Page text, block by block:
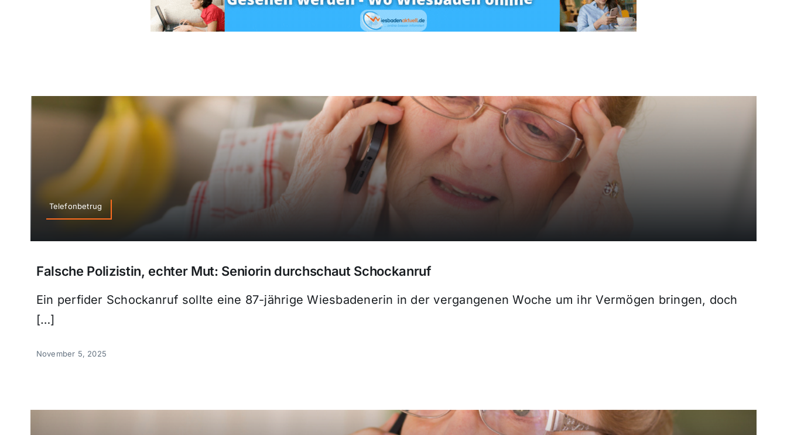
Telefonbetrug
Falsche Polizistin, echter Mut: Seniorin durchschaut Schockanruf
Ein perfider Schockanruf sollte eine 87-jährige Wiesbadenerin in der vergangenen Woche um ihr Vermögen bringen, doch
[…]
November 5, 2025